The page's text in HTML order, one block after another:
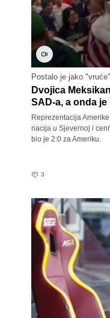
Postalo je jako
Dvojica
SAD-a, a onda
Reprezentacija
nacija u Sjevernoj i
bio je 2:0 za Ameriku.
3